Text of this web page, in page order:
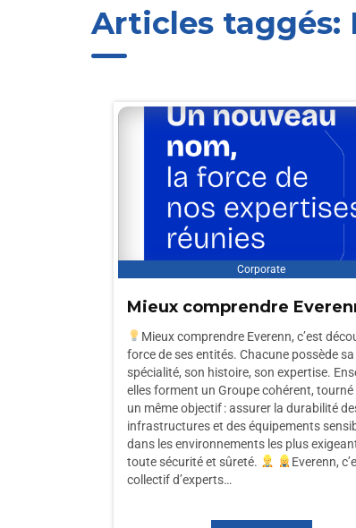
Articles taggés:
Corporate
Mieux comprendre
Mieux comprendre Everenn, c’est
force de ses entités. Chacune possède sa
spécialité, son histoire, son expertise.
elles forment un Groupe cohérent, tourné
un même objectif : assurer la durabilité
infrastructures et des équipements
dans les environnements les plus
toute sécurité et sûreté.
Everenn,
collectif d’experts…